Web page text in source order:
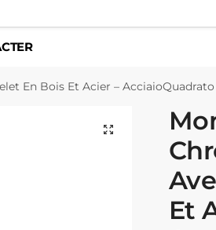
En Bois Et Acier – AcciaioQuadrato
Et